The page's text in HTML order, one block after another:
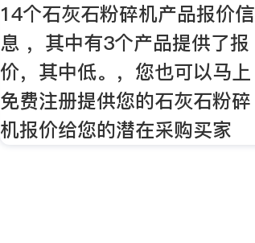
14个石灰石粉碎机产品报价信
息 ，其中有3个产品提供了报
价，其中低。，您也可以马上
免费注册提供您的石灰石粉碎
机报价给您的潜在采购买家